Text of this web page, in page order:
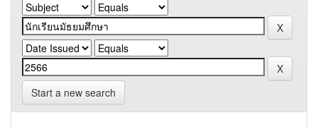
Start a new search